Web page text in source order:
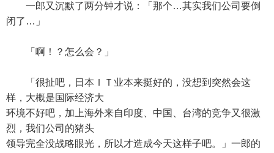
一郎又沉默了两分钟才说：「那个…其实我们公司要倒
闭了…」
「啊！？怎么会？」
「很扯吧，日本ＩＴ业本来挺好的，没想到突然会这
样，大概是国际经济大
环境不好吧，加上海外来自印度、中国、台湾的竞争又很激
烈，我们公司的猪头
领导完全没战略眼光，所以才造成今天这样子吧。」一郎的